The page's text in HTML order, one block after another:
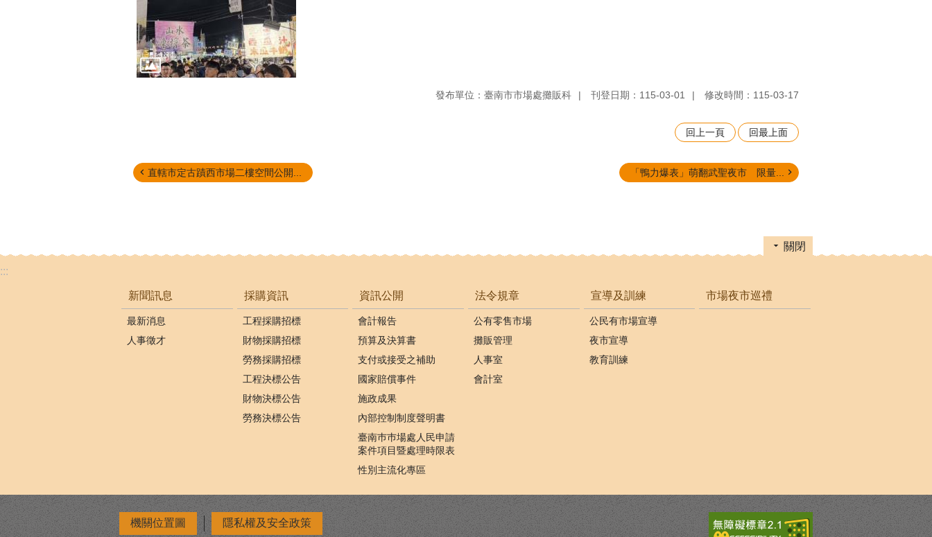
發布單位：臺南市市場處攤販科 刊登日期：115-03-01 修改時間：115-03-17
回上一頁 回最上面
直轄市定古蹟西市場二樓空間公開... 「鴨力爆表」萌翻武聖夜市 限量...
關閉
:::
新聞訊息
最新消息
人事徵才
採購資訊
工程採購招標
財物採購招標
勞務採購招標
工程決標公告
財物決標公告
勞務決標公告
資訊公開
會計報告
預算及決算書
支付或接受之補助
國家賠償事件
施政成果
內部控制制度聲明書
臺南巿巿場處人民申請
案件項目暨處理時限表
性別主流化專區
法令規章
公有零售市場
攤販管理
人事室
會計室
宣導及訓練
公民有市場宣導
夜市宣導
教育訓練
市場夜市巡禮
機關位置圖 隱私權及安全政策